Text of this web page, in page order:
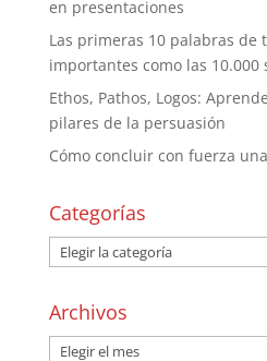
en presentaciones
Las primeras 10 palabras de
importantes como las 10.000
Ethos, Pathos, Logos:
pilares de la persuasión
Cómo concluir con fuerza
Categorías
Archivos